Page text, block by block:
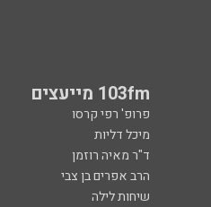
103fm מייעצים
פרופ' רפי קרסו
מיכל דליות
ד"ר מאיה רוזמן
הרב אפרים בן צבי
שיחות לילה